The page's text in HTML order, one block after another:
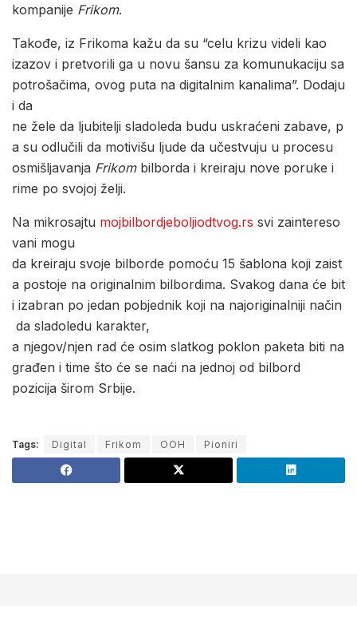
kompanije Frikom.
Takođe, iz Frikoma kažu da su “celu krizu videli kao
izazov i pretvorili ga u novu šansu za komunukaciju sa
potrošačima, ovog puta na digitalnim kanalima”. Dodaju
i da
ne žele da ljubitelji sladoleda budu uskraćeni zabave, p
a su odlučili da motivišu ljude da učestvuju u procesu
osmišljavanja Frikombilborda i kreiraju nove poruke i
rime po svojoj želji.
Na mikrosajtu mojbilbordjeboljiodtvog.rs svi zaintereso
vani mogu
da kreiraju svoje bilborde pomoću 15 šablona koji zaist
a postoje na originalnim bilbordima. Svakog dana će bit
i izabran po jedan pobjednik koji na najoriginalniji način
da sladoledu karakter,
a njegov/njen rad će osim slatkog poklon paketa biti na
građen i time što će se naći na jednoj od bilbord
pozicija širom Srbije.
Tags: Digital Frikom OOH Pioniri